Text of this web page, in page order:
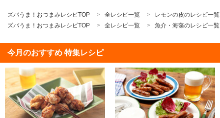
ズバうま！おつまみレシピTOP 全レシピ一覧
レモンの皮のレシピ一覧
ズバうま！おつまみレシピTOP
全レシピ一覧 魚介・海藻のレシピ一覧
今月のおすすめ 特集レシピ